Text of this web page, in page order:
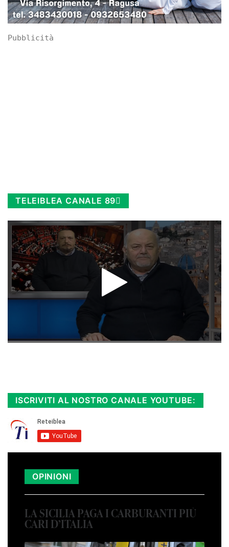
Pubblicità
TELEIBLEA CANALE 89
ISCRIVITI AL NOSTRO CANALE YOUTUBE:
OPINIONI
LA SICILIA PAGA I CARBURANTI PIÙ
CARI D’ITALIA